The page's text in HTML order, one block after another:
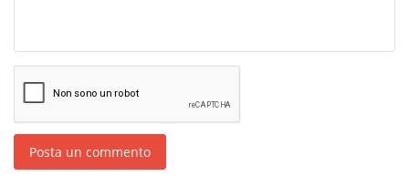
Posta un commento